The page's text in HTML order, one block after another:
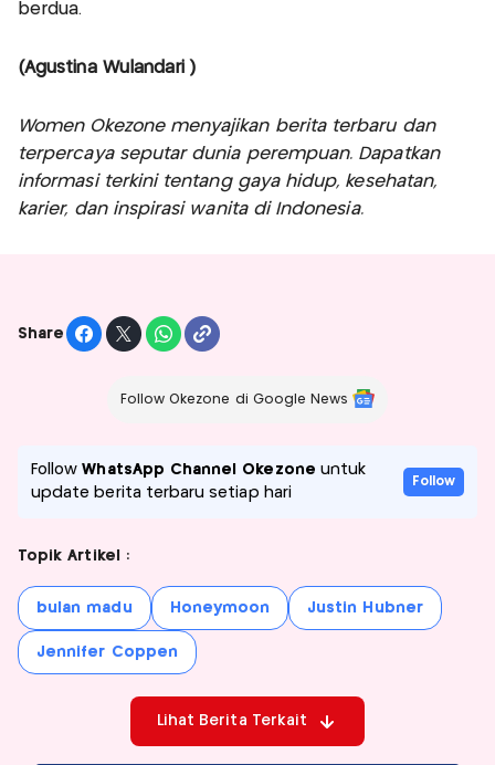
berdua.
(Agustina Wulandari )
Women Okezone menyajikan berita terbaru dan
terpercaya seputar dunia perempuan. Dapatkan
informasi terkini tentang gaya hidup, kesehatan,
karier, dan inspirasi wanita di Indonesia.
Share
Follow Okezone di Google News
FollowWhatsApp Channel Okezone untuk
update berita terbaru setiap hari
Follow
Topik Artikel :
bulan madu Honeymoon Justin Hubner
Jennifer Coppen
Lihat Berita Terkait